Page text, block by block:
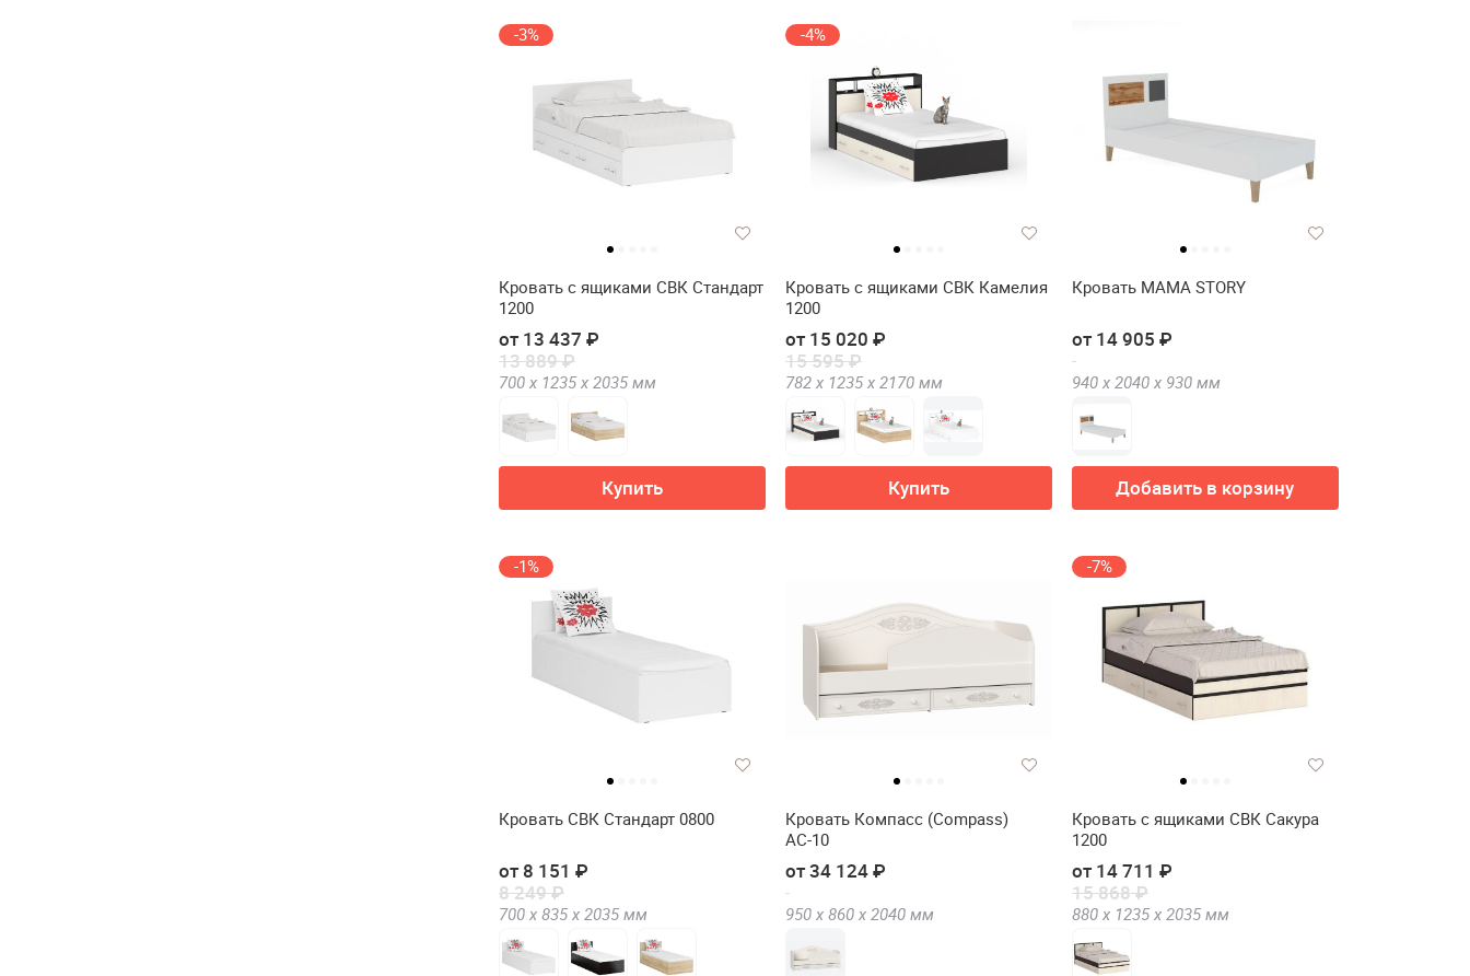
-3%
Кровать с ящиками СВК Стандарт
1200
от 13 437 ₽
13 889 ₽
700 х 1235 х 2035 мм
Купить
-4%
Кровать с ящиками СВК Камелия
1200
от 15 020 ₽
15 595 ₽
782 х 1235 х 2170 мм
Купить
Кровать МАМА STORY
от 14 905 ₽
940 х 2040 х 930 мм
Добавить в корзину
-1%
Кровать СВК Стандарт 0800
от 8 151 ₽
8 249 ₽
700 х 835 х 2035 мм
Кровать Компасс (Compass)
АС-10
от 34 124 ₽
950 х 860 х 2040 мм
-7%
Кровать с ящиками СВК Сакура
1200
от 14 711 ₽
15 868 ₽
880 х 1235 х 2035 мм